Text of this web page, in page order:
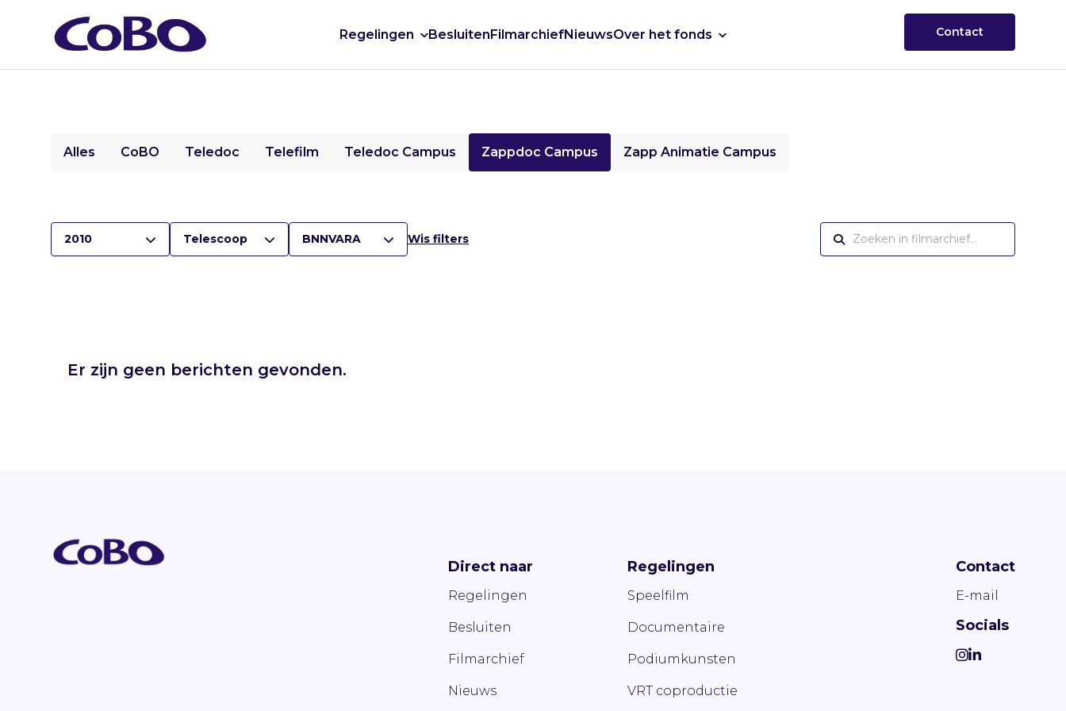
Regelingen BesluitenFilmarchiefNieuwsOver het fonds Contact
Alles CoBO Teledoc Telefilm Teledoc Campus Zappdoc Campus Zapp Animatie Campus
2010 Telescoop BNNVARA Wis filters
Er zijn geen berichten gevonden.
Direct naar
Regelingen
Besluiten
Filmarchief
Nieuws
Regelingen
Speelfilm
Documentaire
Podiumkunsten
VRT coproductie
Contact
E-mail
Socials